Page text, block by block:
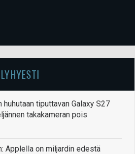
huhutaan tiputtavan Galaxy S27
takakameran pois
Applella on miljardin edestä